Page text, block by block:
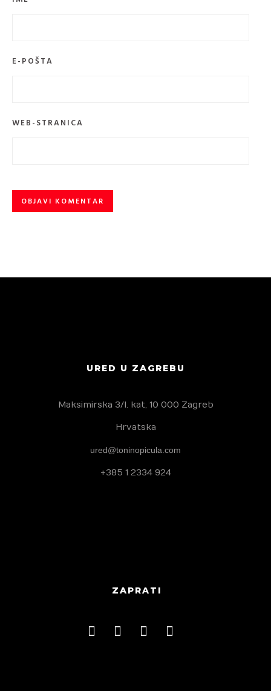
E-POŠTA
WEB-STRANICA
URED U ZAGREBU
Maksimirska 3/I. kat, 10 000 Zagreb
Hrvatska
ured@toninopicula.com
+385 1 2334 924
ZAPRATI